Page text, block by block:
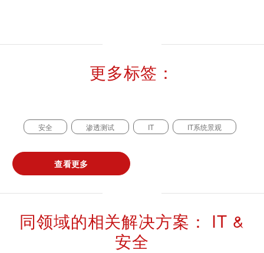
车辆
更多标签：
安全 渗透测试 IT IT系统景观
查看更多
同领域的相关解决方案： IT &
安全